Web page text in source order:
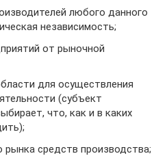
любого данного
независимость;
от рыночной
для осуществления
(субъект
что, как и в каких
рынка средств производства;